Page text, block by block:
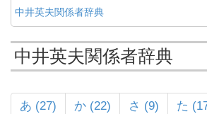
中井英夫関係者辞典
中井英夫関係者辞典
あ (27) か (22) さ (9)
た